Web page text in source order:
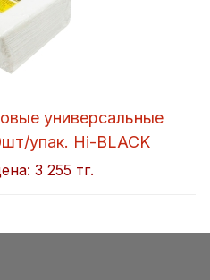
универсальные
упак. Hi-BLACK
3 255 тг.